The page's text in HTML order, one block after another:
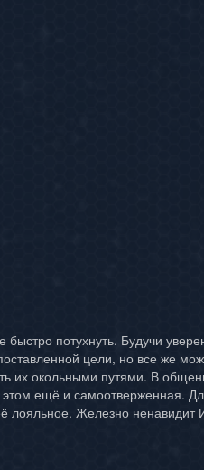
потухнуть. Будучи
цели, но все же
их окольными путями. В
ещё и самоотверженная.
лояльное. Железно